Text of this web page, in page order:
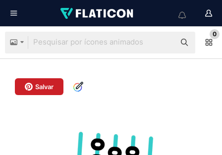
0
Salvar